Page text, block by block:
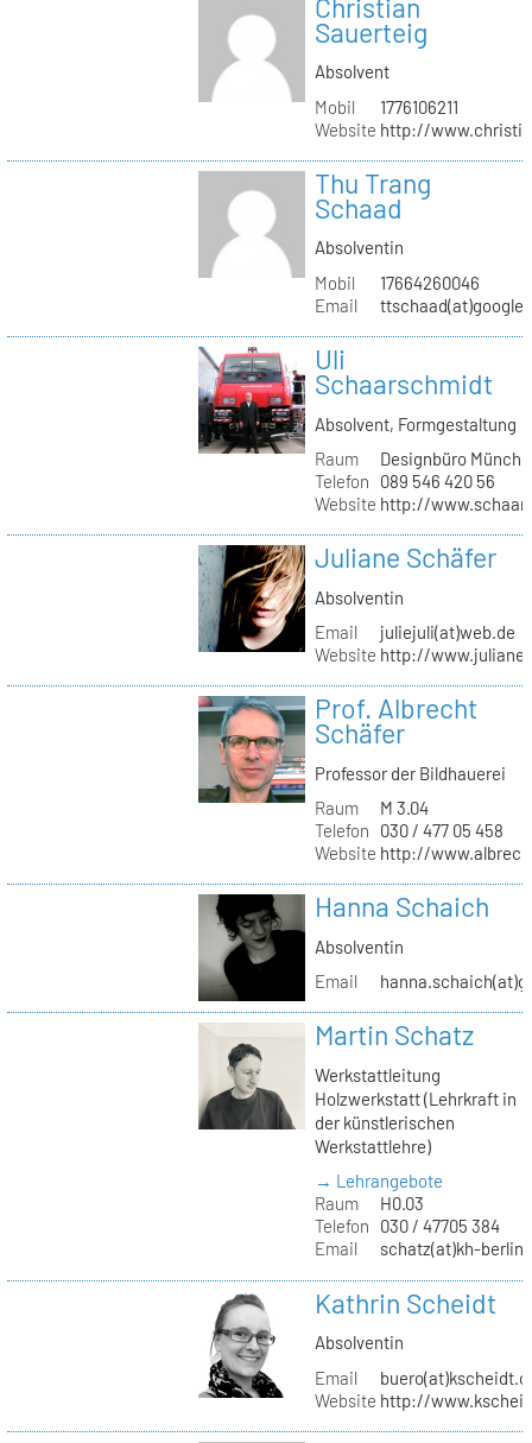
Christian
Sauerteig
Absolvent
Mobil
1776106211
Website http://
Thu Trang
Schaad
Absolventin
Mobil
17664260046
Email
Uli
Schaarschmidt
Absolvent, Formgestaltung
Raum
Designbüro
Telefon
089 546 420 56
Website http://
Juliane Schäfer
Absolventin
Email
juliejuli(at)web.de
Website http://
Prof. Albrecht
Schäfer
Professor der Bildhauerei
Raum
M 3.04
Telefon
030 / 477 05 458
Website http://
Hanna Schaich
Absolventin
Email
Martin Schatz
Werkstattleitung
Holzwerkstatt (Lehrkraft in
der künstlerischen
Werkstattlehre)
→ Lehrangebote
Raum
H0.03
Telefon
030 / 47705 384
Email
schatz(at)kh-
Kathrin Scheidt
Absolventin
Email
Website http://